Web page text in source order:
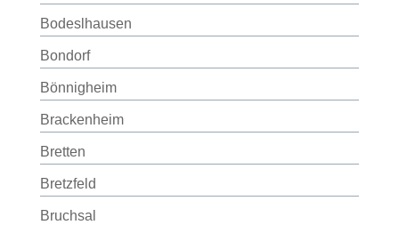
Bodeslhausen
Bondorf
Bönnigheim
Brackenheim
Bretten
Bretzfeld
Bruchsal